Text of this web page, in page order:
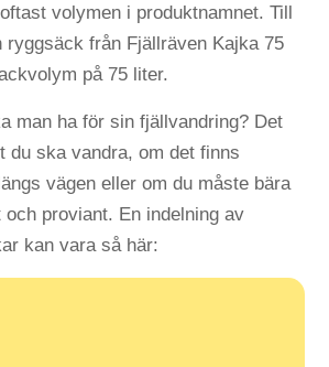
volymen i produktnamnet. Till
ryggsäck från Fjällräven Kajka 75
på 75 liter.
man ha för sin fjällvandring? Det
du ska vandra, om det finns
vägen eller om du måste bära
och proviant. En indelning av
kan vara så här: